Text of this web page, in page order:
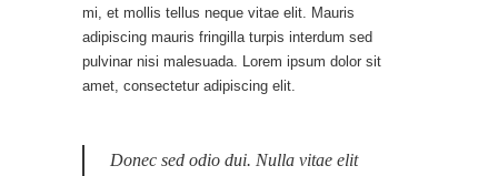
mi, et mollis tellus neque vitae elit. Mauris
adipiscing mauris fringilla turpis interdum sed
pulvinar nisi malesuada. Lorem ipsum dolor sit
amet, consectetur adipiscing elit.
Donec sed odio dui. Nulla vitae elit